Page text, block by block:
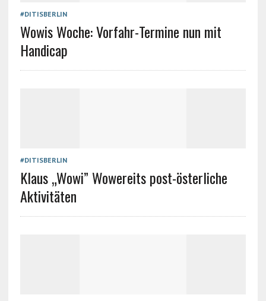
#DITISBERLIN
Wowis Woche: Vorfahr-Termine nun mit
Handicap
#DITISBERLIN
Klaus „Wowi” Wowereits post-österliche
Aktivitäten